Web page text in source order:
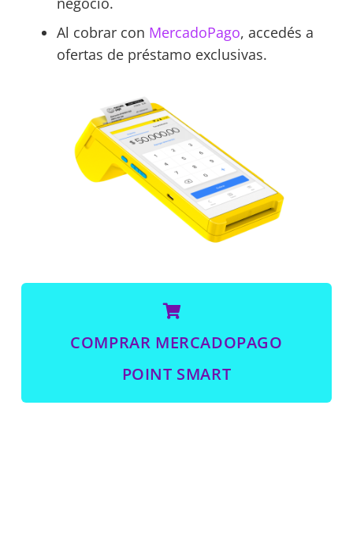
COMPRAR MERCADOPAGO
POINT SMART
Al cobrar con MercadoPago, accedés a
ofertas de préstamo exclusivas.